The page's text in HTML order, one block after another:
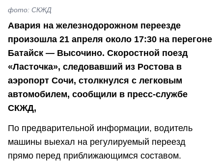
фото: СКЖД
Авария на железнодорожном переезде
произошла 21 апреля около 17:30 на перегоне
Батайск — Высочино. Скоростной поезд
«Ласточка», следовавший из Ростова в
аэропорт Сочи, столкнулся с легковым
автомобилем, сообщили в пресс-службе
СКЖД,
По предварительной информации, водитель
машины выехал на регулируемый переезд
прямо перед приближающимся составом.